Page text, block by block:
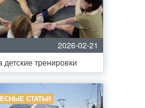
2026-02-21
тренировки
СТАТЬИ